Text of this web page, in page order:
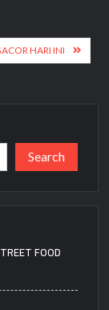
HARI INI
Search
FOOD